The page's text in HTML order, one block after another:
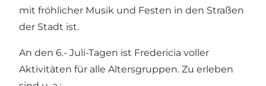
mit fröhlicher Musik und Festen in den Straßen
der Stadt ist.
An den 6.- Juli-Tagen ist Fredericia voller
Aktivitäten für alle Altersgruppen. Zu erleben